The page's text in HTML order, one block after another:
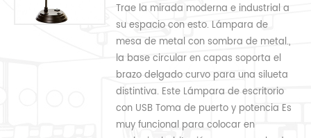
Trae la mirada moderna e industrial a
su espacio con esto. Lámpara de
mesa de metal con sombra de metal.,
la base circular en capas soporta el
brazo delgado curvo para una silueta
distintiva. Este Lámpara de escritorio
con USB Toma de puerto y potencia Es
muy funcional para colocar en